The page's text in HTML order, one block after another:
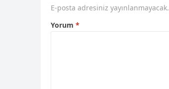
E-posta adresiniz yayınlanmayacak.
Yorum *